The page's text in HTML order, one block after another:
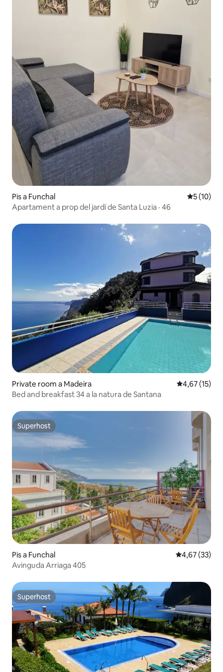
Pis a Funchal 5 de
5 (10)
Apartament a prop del jardí de Santa Luzia · 46
Private room a Madeira 4,67 de
4,67 (15)
Bed and breakfast 34 a la natura de Santana
Superhost
Superhost
Pis a Funchal 4,67 de
4,67 (33)
Avinguda Arriaga 405
Superhost
Superhost